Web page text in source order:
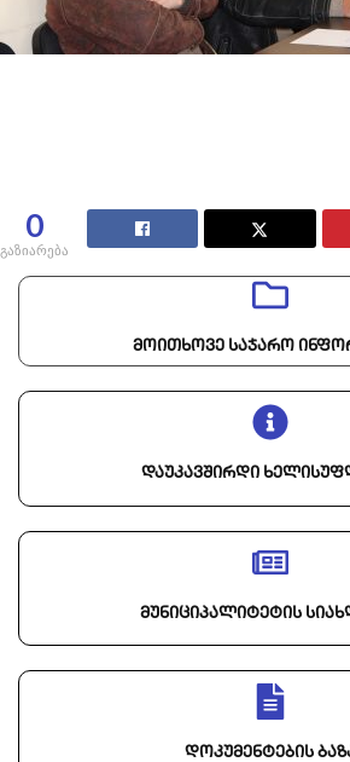
0
გაზიარება
მოითხოვე საჯარო
დაუკავშირდი
მუნიციპალიტეტის
დოკუმენტების